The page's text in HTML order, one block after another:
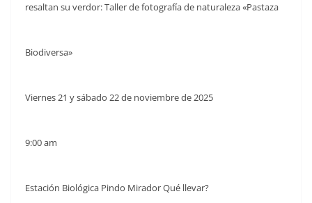
resaltan su verdor: Taller de fotografía de naturaleza «Pastaza
Biodiversa»
Viernes 21 y sábado 22 de noviembre de 2025
9:00 am
Estación Biológica Pindo Mirador Qué llevar?